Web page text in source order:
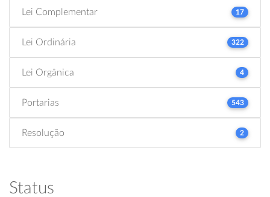
Lei Complementar 17
Lei Ordinária 322
Lei Orgânica 4
Portarias 543
Resolução 2
Status